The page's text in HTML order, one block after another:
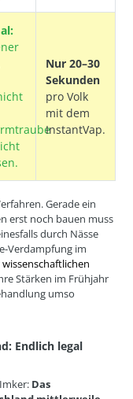
Nur 20–30
Sekunden
pro Volk
mit dem
InstantVap.
Gerade ein
erst noch bauen muss
durch Nässe
Verdampfung im
wissenschaftlichen
Stärken im Frühjahr
umso
Endlich legal
Das